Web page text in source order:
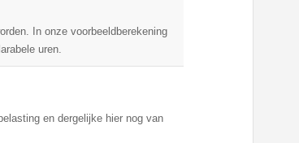
In onze voorbeeldberekening
uren.
en dergelijke hier nog van